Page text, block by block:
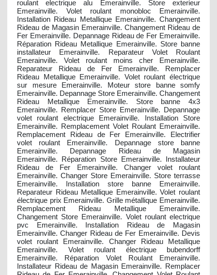
roulant electrique alu Emerainville. Store exterieur
Emerainville. Volet roulant monobloc Emerainville.
Installation Rideau Metallique Emerainville. Changement
Rideau de Magasin Emerainville. Changement Rideau de
Fer Emerainville. Depannage Rideau de Fer Emerainville.
Réparation Rideau Metallique Emerainville. Store banne
installateur Emerainville. Reparateur Volet Roulant
Emerainville. Volet roulant moins cher Emerainville.
Reparateur Rideau de Fer Emerainville. Remplacer
Rideau Metallique Emerainville. Volet roulant électrique
sur mesure Emerainville. Moteur store banne somfy
Emerainville. Depannage Store Emerainville. Changement
Rideau Metallique Emerainville. Store banne 4x3
Emerainville. Remplacer Store Emerainville. Depannage
volet roulant electrique Emerainville. Installation Store
Emerainville. Remplacement Volet Roulant Emerainville.
Remplacement Rideau de Fer Emerainville. Electrifier
volet roulant Emerainville. Depannage store banne
Emerainville. Depannage Rideau de Magasin
Emerainville. Réparation Store Emerainville. Installateur
Rideau de Fer Emerainville. Changer volet roulant
Emerainville. Changer Store Emerainville. Store terrasse
Emerainville. Installation store banne Emerainville.
Reparateur Rideau Metallique Emerainville. Volet roulant
électrique prix Emerainville. Grille métallique Emerainville.
Remplacement Rideau Metallique Emerainville.
Changement Store Emerainville. Volet roulant electrique
pvc Emerainville. Installation Rideau de Magasin
Emerainville. Changer Rideau de Fer Emerainville. Devis
volet roulant Emerainville. Changer Rideau Metallique
Emerainville. Volet roulant électrique bubendorff
Emerainville. Réparation Volet Roulant Emerainville.
Installateur Rideau de Magasin Emerainville. Remplacer